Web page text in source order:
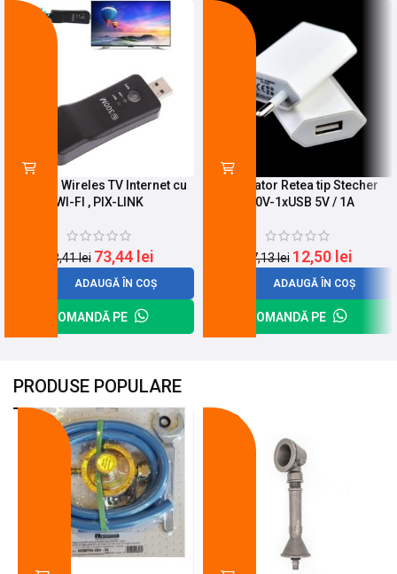
Adaptor Wireles TV Internet cu
WI-FI , PIX-LINK
98,41lei 73,44 lei
ADAUGĂ ÎN COȘ
COMANDĂ PE
Incarcator Retea tip Stecher
220V-1xUSB 5V / 1A
17,13lei 12,50 lei
ADAUGĂ ÎN COȘ
COMANDĂ PE
PRODUSE POPULARE